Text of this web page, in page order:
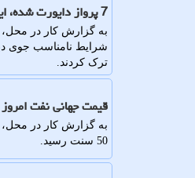
7 پرواز دایورت شده، ایران را به مقصد دبی ترک کردند
به گزارش کار در
شرایط نامناسب جوی
ترک کردند.
قیمت جهانی نفت امروز 1404، 8، 30
50 سنت رسید.